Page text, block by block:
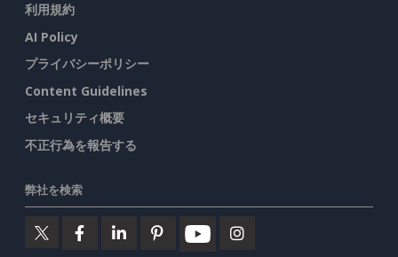
利用規約
AI Policy
プライバシーポリシー
Content Guidelines
セキュリティ概要
不正行為を報告する
弊社を検索